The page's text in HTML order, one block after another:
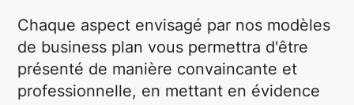
Chaque aspect envisagé par nos modèles
de business plan vous permettra d'être
présenté de manière convaincante et
professionnelle, en mettant en évidence